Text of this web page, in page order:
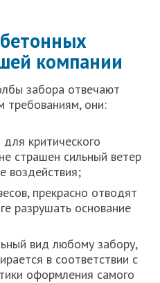
компании
забора отвечают
требованиям, они:
критического
страшен сильный ветер
воздействия;
прекрасно отводят
разрушать основание
вид любому забору,
в соответствии с
оформления самого